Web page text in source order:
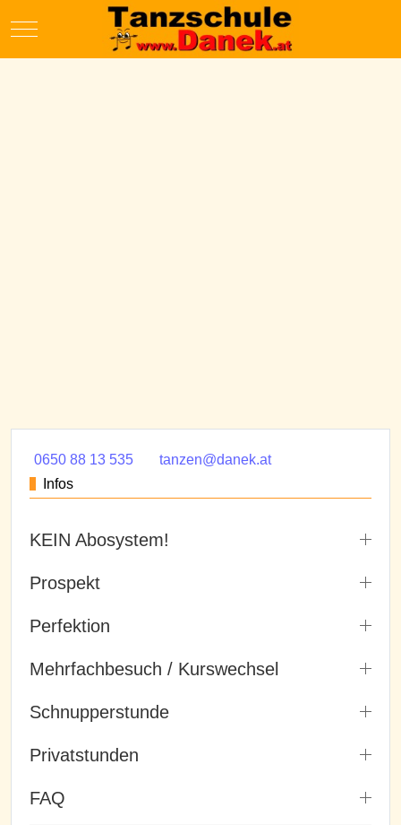
Mobile Menu Toggle
0650 88 13 535
tanzen@danek.at
Infos
KEIN Abosystem!
Prospekt
Perfektion
Mehrfachbesuch / Kurswechsel
Schnupperstunde
Privatstunden
FAQ